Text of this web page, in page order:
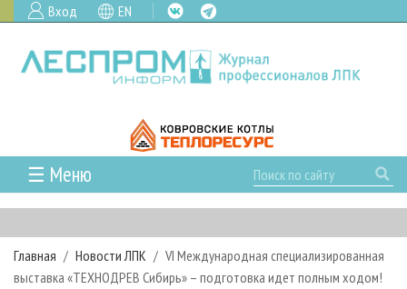
Вход EN
☰ Меню
ГЛАВНАЯ
РУБРИКИ И ТЕМЫ
РУБРИКИ ЖУРНАЛА
НОВОСТИ
Главная Новости ЛПК
VI Международная специализированная
выставка «ТЕХНОДРЕВ Сибирь» – подготовка идет полным ходом!